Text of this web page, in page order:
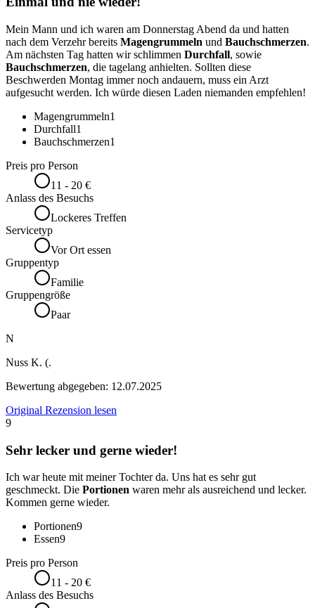
Mein Mann und ich waren am Donnerstag Abend da und hatten
nach dem Verzehr bereits Magengrummeln und Bauchschmerzen.
Am nächsten Tag hatten wir schlimmen Durchfall, sowie
Bauchschmerzen, die tagelang anhielten. Sollten diese
Beschwerden Montag immer noch andauern, muss ein Arzt
aufgesucht werden. Ich würde diesen Laden niemanden empfehlen!
Magengrummeln1
Durchfall1
Bauchschmerzen1
Preis pro Person
11 - 20 €
Anlass des Besuchs
Lockeres Treffen
Servicetyp
Vor Ort essen
Gruppentyp
Familie
Gruppengröße
Paar
N
Nuss K. (.
Bewertung abgegeben: 12.07.2025
Original Rezension lesen
9
Sehr lecker und gerne wieder!
Ich war heute mit meiner Tochter da. Uns hat es sehr gut
geschmeckt. Die Portionen waren mehr als ausreichend und lecker.
Kommen gerne wieder.
Portionen9
Essen9
Preis pro Person
11 - 20 €
Anlass des Besuchs